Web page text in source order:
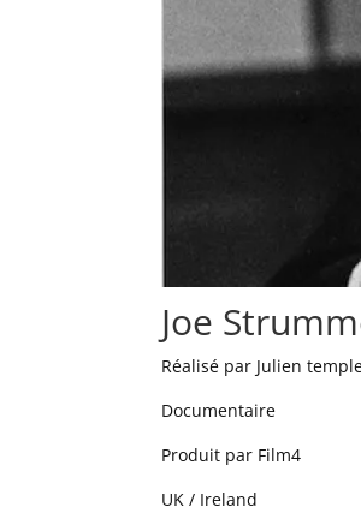
Joe
Réalisé par Julien
Documentaire
Produit par Film4
UK / Ireland